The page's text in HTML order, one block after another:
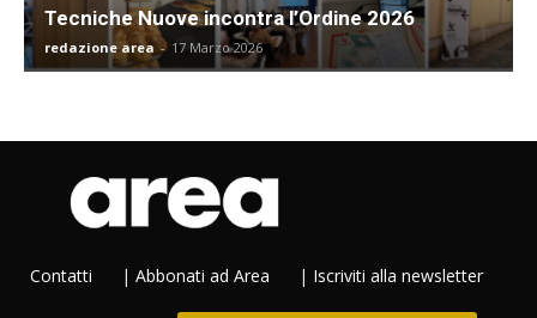
Tecniche Nuove incontra l’Ordine 2026
redazione area - 17 Marzo 2026
Contatti | Abbonati ad Area | Iscriviti alla newsletter